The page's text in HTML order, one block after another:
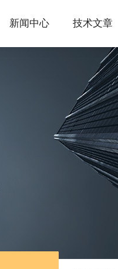
新闻中心 技术文章